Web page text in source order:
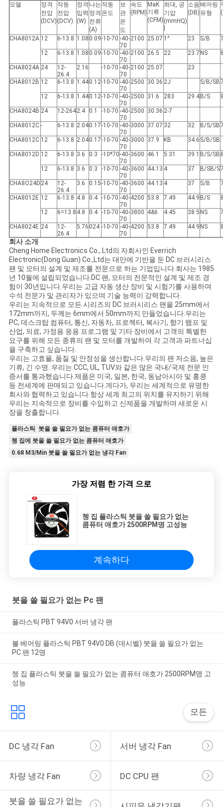
요
구
세
사
이
맵
PRIVACY
POLICY
모델
정격
전압
(DCV)
작동
전압
(DCV)
정격
입력
(W)
나는
정격
전류
(A)
작동
온도
보
관
온
도
속도
(RPM)
MaK
기류
(CFM)
최대, 공
기압
(mmHQ)
|
소음
(DB)
베어링
유형
CHA8012A 12 6-13.8 1.08 0.09-10-70 -40-
70
2100 25.07 1^ 23 S/B
12 6-13.8 1.08 0.09-10-70 -40-
70
2100 26.5 22 23.7 NS
CHA8024A 24
12-
26.4
2.16 -10-70 -40-
70
2100 25.07 23
CHA8012B 12 6-13.8 1.440.12-10-70 -40-
70
2500 30.36 2J S/B/SB
12 6-13.8 1.440.12-10-70 -40-
70
2500 31.6 283 29.4B/S
CHA8024B 24 12-2642.4 0.1 -10-70 -40-
70
2500 30.36 2-7
CHA8012C - 6-13.8 2.040.17-10-70 -40-
70
3000 37.07 32 32 B/S/SB
CHA8012C 12 6-13.8 2.040.17-10-70 -40-
70
3000 37.9 KB 34.6 S/B/SB
CHA8012D 12 6-13.8 3.6 0.3 -10*70-40-
70
3600 46.1 5.31 39.1 B/S/SB
12 6-13.8 3.6 0.3 -10-70 -40-
70
3600 44.13 4 37 B/SB/S
CHA8O24D 24
12-
26.4
3.6 0.15-10-70 -40-
70
3600 44.13 4 37 S/B
CHA8012E 12 6-13.8 4.8 0.4 -10-70 -40-
70
4200 53.8 7.49 44.9 B/S
12 6=13.8 4.8 0.4 -10-70 -40-
70
3800 4&6 4.45 38.5 NS
CHA8024E 24
12-
26.4
5.76 024 -10-70 -40-
70
4200 53.8 7.49 44.9 NS
회사 소개
Cheng Home Electronics Co., Ltd의 자회사인 Everrich
Electronic(Dong Guan) Co.,Ltd는 대만에 기반을 둔 DC 브러시리스
팬 및 모터의 설계 및 제조를 전문으로 하는 기업입니다.회사는 1985
년 10월에 설립되었습니다.DC 팬, 모터의 전문적인 설계 및 제조 경
험이 30년입니다.우리는 고급 자동 생산 장비 및 시험기를 사용하며
수석 전문가 및 관리자가 있으며 기술 능력이 강력합니다.
우리는 지속적으로 모든 시리즈의 DC 브러시리스 팬을 25mm에서
172mm까지, 두께는 6mm에서 50mm까지 만들었습니다.우리는
PC, 데스크탑 컴퓨터, 통신, 자동차, 프로젝터, 복사기, 향기 램프 및
산업, 의료, 가정용 응용 프로그램 및 기타 장비에서 고객의 특별한
요구를 위해 모든 종류의 팬 및 모터를 개발하여 각 고객과 파트너십
을 구축하고 싶습니다.
우리는 고효율, 품질 및 안정성을 생산합니다.우리의 팬 저소음, 높은
기류, 긴 수명. 우리는 CCC, UL, TUV와 같은 많은 국내/국제 전문 인
증서를 통과했습니다.제품은 미국, 일본, 한국, 동남아시아 및 홍콩
등 전세계에 판매되고 있습니다.게다가, 우리는 세계적으로 유명한
회사와 협력하고 있습니다.항상 세계 최고의 위치를 ​​유지하기 위해
우리는 지속적으로 장비를 수입하고 신제품을 개발하며 새로운 시
장을 창출합니다.
플라스틱 붓을 쓸 필요가 없는 콤퓨터 애호가
쳉 집에 붓을 쓸 필요가 없는 콤퓨터 애호가
0.68 M3/Min 붓을 쓸 필요가 없는 냉각 Fan
가장 저렴 한 가격 으로
쳉 집 플라스틱 붓을 쓸 필요가 없는
콤퓨터 애호가 2500RPM명 고성능
계속하다
붓을 쓸 필요가 없는 Pc 팬
플라스틱 PBT 94V0 서버 냉각 팬
볼 베어링 플라스틱 PBT 94V0 DB (데시벨) 붓을 쓸 필요가 없는
PC 팬 12명
쳉 집 플라스틱 붓을 쓸 필요가 없는 콤퓨터 애호가 2500RPM명 고
성능
모든
DC 냉각 Fan 서버 냉각 Fan
차량 냉각 Fan DC CPU 팬
붓을 쓸 필요가 없는